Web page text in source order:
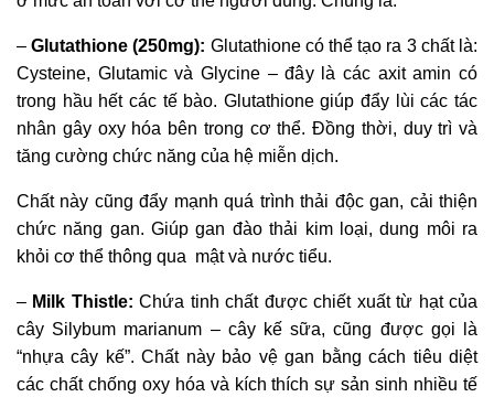
–Glutathione (250mg): Glutathione có thể tạo ra 3 chất là:
Cysteine, Glutamic và Glycine – đây là các axit amin có
trong hầu hết các tế bào. Glutathione giúp đẩy lùi các tác
nhân gây oxy hóa bên trong cơ thể. Đồng thời, duy trì và
tăng cường chức năng của hệ miễn dịch.
Chất này cũng đẩy mạnh quá trình thải độc gan, cải thiện
chức năng gan. Giúp gan đào thải kim loại, dung môi ra
khỏi cơ thể thông qua mật và nước tiểu.
– Milk Thistle: Chứa tinh chất được chiết xuất từ hạt của
cây Silybum marianum – cây kế sữa, cũng được gọi là
“nhựa cây kế”. Chất này bảo vệ gan bằng cách tiêu diệt
các chất chống oxy hóa và kích thích sự sản sinh nhiều tế